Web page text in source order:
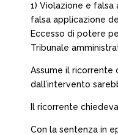
1) Violazione e falsa
falsa applicazione
Eccesso di potere
Tribunale
Assume il ricorrente
dall’intervento
Il ricorrente
Con la sentenza in